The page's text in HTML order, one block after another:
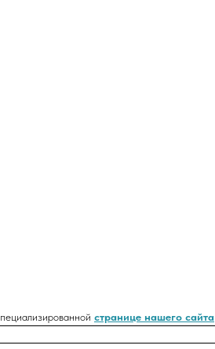
странице нашего сайта